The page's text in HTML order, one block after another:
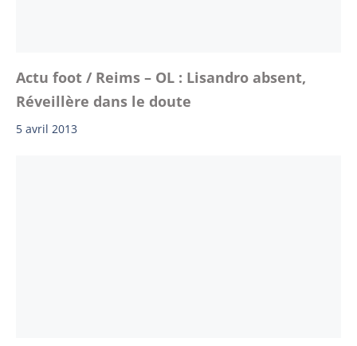
Actu foot / Reims – OL : Lisandro absent,
Réveillère dans le doute
5 avril 2013